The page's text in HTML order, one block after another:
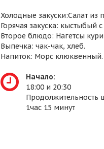
Холодные закуски:Салат из
Горячая закуска: кыстыбый
Второе блюдо: Нагетсы
Выпечка: чак-чак, хлеб.
Напиток: Морс клюквенный.
Начало:
18:00 и 20:30
Продолжительность
1час 15 минут